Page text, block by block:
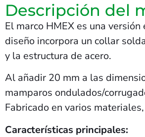
Descripción del
El marco HMEX es una
diseño incorpora un collar
y la estructura de acero.
Al añadir 20 mm a las
mamparos ondulados/
Fabricado en varios
Características principales: